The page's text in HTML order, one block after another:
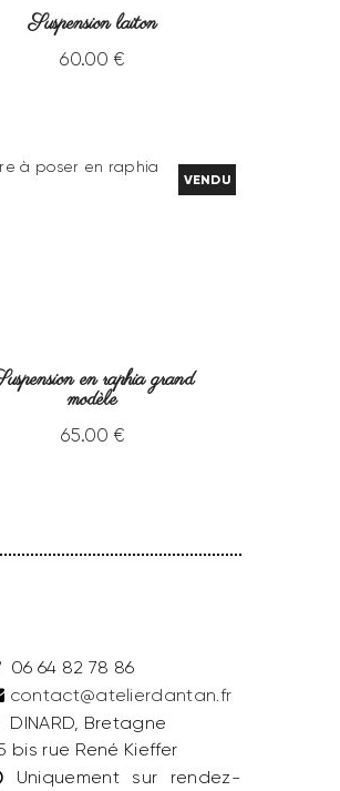
Suspension laiton
60.00 €
VENDU
en raphia grand
modèle
65.00 €
06 64 82 78 86
contact@atelierdantan.fr
DINARD, Bretagne
bis rue René Kieffer
Uniquement sur rendez-